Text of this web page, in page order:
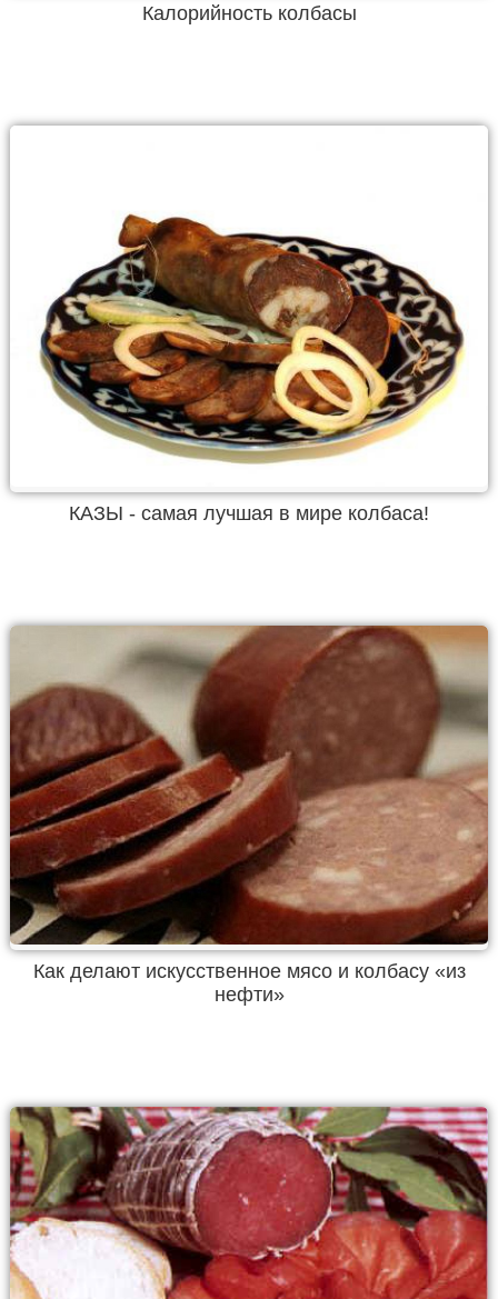
Калорийность колбасы
КАЗЫ - самая лучшая в мире колбаса!
Как делают искусственное мясо и колбасу «из
нефти»